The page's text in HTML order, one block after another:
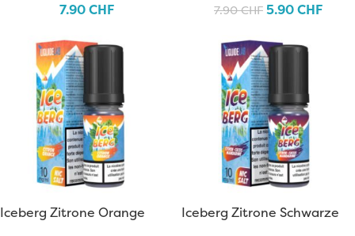
7.90CHF 7.90CHF 5.90CHF
Iceberg Zitrone Orange
Iceberg Zitrone Schwarze